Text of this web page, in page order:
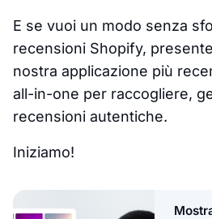
E se vuoi un modo senza
recensioni Shopify,
nostra applicazione più
all-in-one per raccogliere,
recensioni autentiche.
Iniziamo!